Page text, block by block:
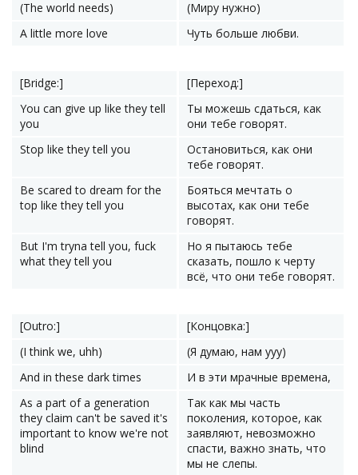
(The world needs)
(Миру нужно)
A little more love
Чуть больше любви.
[Bridge:]
[Переход:]
You can give up like they tell
you
Ты можешь сдаться, как
они тебе говорят.
Stop like they tell you
Остановиться, как они
тебе говорят.
Be scared to dream for the
top like they tell you
Бояться мечтать о
высотах, как они тебе
говорят.
But I'm tryna tell you, fuck
what they tell you
Но я пытаюсь тебе
сказать, пошло к черту
всё, что они тебе говорят.
[Outro:]
[Концовка:]
(I think we, uhh)
(Я думаю, нам ууу)
And in these dark times
И в эти мрачные времена,
As a part of a generation
they claim can't be saved it's
important to know we're not
blind
Так как мы часть
поколения, которое, как
заявляют, невозможно
спасти, важно знать, что
мы не слепы.